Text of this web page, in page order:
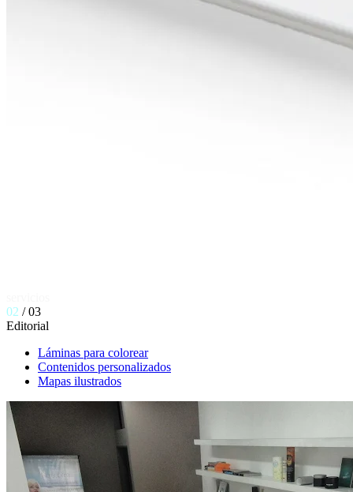
02 / 03
Editorial
Láminas para colorear
Contenidos personalizados
Mapas ilustrados